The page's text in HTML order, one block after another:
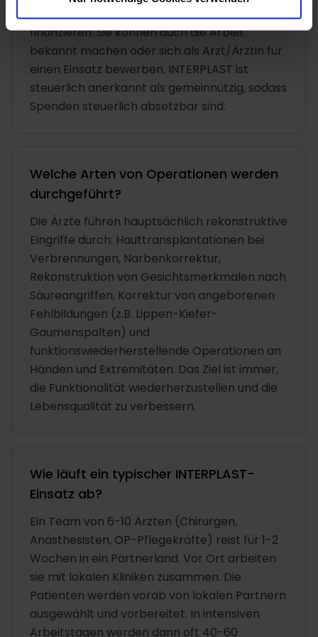
Reisekosten der ehrenamtlichen Ärzte zu
finanzieren. Sie können auch die Arbeit
bekannt machen oder sich als Arzt/Ärztin für
einen Einsatz bewerben. INTERPLAST ist
steuerlich anerkannt als gemeinnützig, sodass
Spenden steuerlich absetzbar sind.
Welche Arten von Operationen werden
durchgeführt?
Die Ärzte führen hauptsächlich rekonstruktive
Eingriffe durch: Hauttransplantationen bei
Verbrennungen, Narbenkorrektur,
Rekonstruktion von Gesichtsmerkmalen nach
Säureangriffen, Korrektur von angeborenen
Fehlbildungen (z.B. Lippen-Kiefer-
Gaumenspalten) und
funktionswiederherstellende Operationen an
Händen und Extremitäten. Das Ziel ist immer,
die Funktionalität wiederherzustellen und die
Lebensqualität zu verbessern.
Wie läuft ein typischer INTERPLAST-
Einsatz ab?
Ein Team von 6-10 Ärzten (Chirurgen,
Anästhesisten, OP-Pflegekräfte) reist für 1-2
Wochen in ein Partnerland. Vor Ort arbeiten
sie mit lokalen Kliniken zusammen. Die
Patienten werden vorab von lokalen Partnern
ausgewählt und vorbereitet. In intensiven
Arbeitstagen werden dann oft 40-60